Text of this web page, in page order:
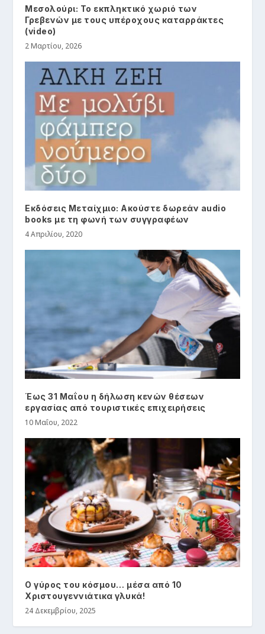
Μεσολούρι: Το εκπληκτικό χωριό των
Γρεβενών με τους υπέροχους καταρράκτες
(video)
2 Μαρτίου, 2026
Εκδόσεις Μεταίχμιο: Ακούστε δωρεάν audio
books με τη φωνή των συγγραφέων
4 Απριλίου, 2020
Έως 31 Μαΐου η δήλωση κενών θέσεων
εργασίας από τουριστικές επιχειρήσεις
10 Μαΐου, 2022
Ο γύρος του κόσμου… μέσα από 10
Χριστουγεννιάτικα γλυκά!
24 Δεκεμβρίου, 2025